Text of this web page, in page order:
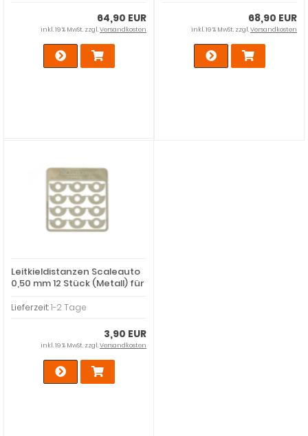
64,90 EUR
inkl. 19 % MwSt. zzgl.Versandkosten
68,90 EUR
inkl. 19 % MwSt. zzgl.Versandkosten
Leitkieldistanzen Scaleauto
0,50 mm 12 Stück (Metall) für
Lieferzeit:1-2 Tage
3,90 EUR
inkl. 19 % MwSt. zzgl.Versandkosten